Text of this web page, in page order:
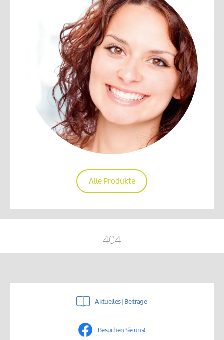
Alle Produkte
404
Aktuelles | Beiträge
Besuchen Sie uns!